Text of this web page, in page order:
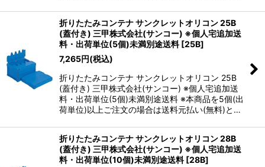
折りたたみコンテナ サンクレットオリコン 25B
(蓋付き) 三甲株式会社(サンコー) ※個人宅追加送
料・出荷単位(5個)未満別途送料 [25B]
7,265円(税込)
折りたたみコンテナ サンクレットオリコン 25B
(蓋付き) 三甲株式会社(サンコー) ※個人宅追加送
料・出荷単位(5個)未満別途送料 ※本商品を5個(出
荷単位)以上ご注文の場合は送料元払い(無料)と…
折りたたみコンテナ サンクレットオリコン 28B
(蓋付き) 三甲株式会社(サンコー) ※個人宅追加送
料・出荷単位(10個)未満別途送料 [28B]